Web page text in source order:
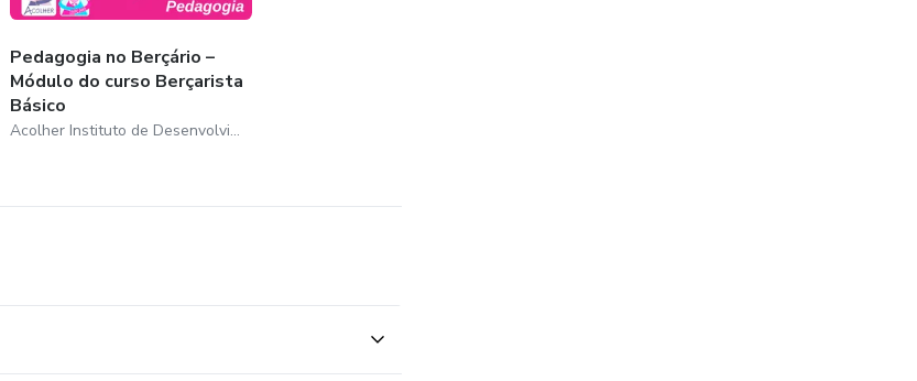
Pedagogia no Berçário –
Módulo do curso Berçarista
Básico
Acolher Instituto de Desenvolvimento Humano e Organizacional